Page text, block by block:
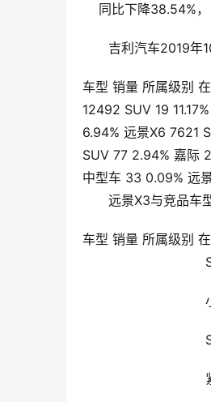
同比下降
吉利汽车2019年
车型 销量 所属级别
12492 SUV 19
6.94% 远景X6 7621
SUV 77 2.94% 嘉际
中型车 33 0.09%
远景X3与竞品车
车型 销量 所属级别